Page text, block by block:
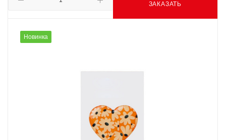
ЗАКАЗАТЬ
Новинка